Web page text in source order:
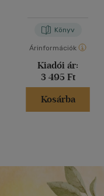
Könyv
Árinformációk
Kiadói ár:
3 495 Ft
Kosárba